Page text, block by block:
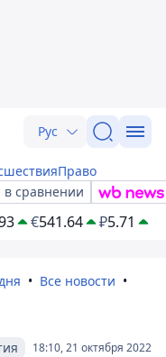
Рус
Право
в сравнении
€541.64 ₽5.71
Все новости
18:10, 21 октября 2022